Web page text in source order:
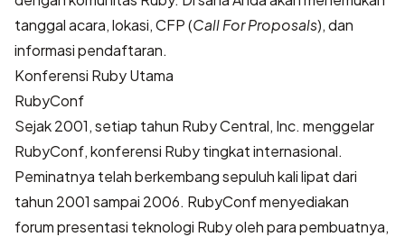
tanggal acara, lokasi, CFP (Call For Proposals), dan
informasi pendaftaran.
Konferensi Ruby Utama
RubyConf
Sejak 2001, setiap tahun Ruby Central, Inc. menggelar
RubyConf, konferensi Ruby tingkat internasional.
Peminatnya telah berkembang sepuluh kali lipat dari
tahun 2001 sampai 2006. RubyConf menyediakan
forum presentasi teknologi Ruby oleh para pembuatnya,